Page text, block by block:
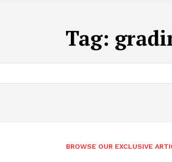
Tag:
BROWSE OUR EXCLUSIVE